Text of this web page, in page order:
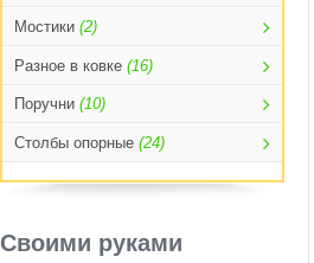
Мостики (2)
Разное в ковке (16)
Поручни (10)
Столбы опорные (24)
Своими руками